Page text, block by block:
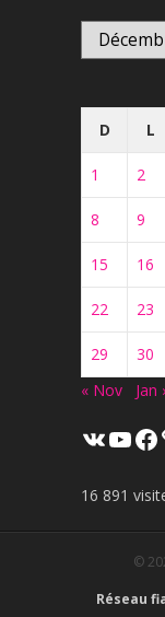
Archives
D
L
1 2
8 9
15 16
22 23
29 30
« Nov
Jan
VK
16 891
©
Réseau